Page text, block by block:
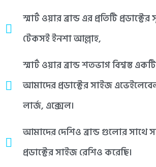
স্মার্ট ওয়ার ব্রান্ড এর প্রতিটি
টেকসই ইনশা আল্লাহ,
স্মার্ট ওয়ার ব্রান্ড শতভাগ বিশ্বস্ত
আমাদের প্রডাক্টের সাইজ
লার্জ, এক্সেল।
আমাদের দেশিও ব্রান্ড গুলোর সাথে
প্রডাক্টের সাইজ রেশিও করেছি।